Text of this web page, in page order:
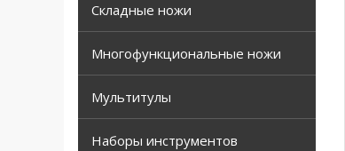
Складные ножи
Многофункциональные ножи
Мультитулы
Наборы инструментов